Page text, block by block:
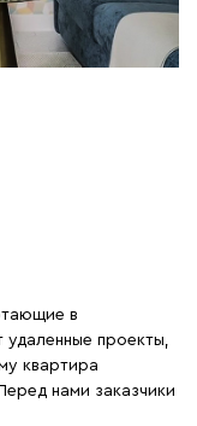
в
проекты,
квартира
нами заказчики